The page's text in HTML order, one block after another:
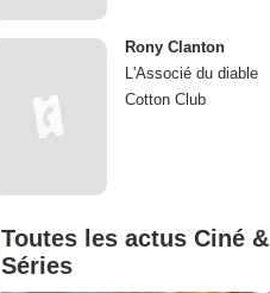
Rony Clanton
L'Associé du diable
Cotton Club
Toutes les actus Ciné &
Séries